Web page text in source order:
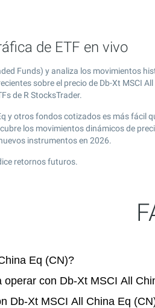
de ETF en vivo
Funds) y analiza los movimientos
sobre el precio de Db-Xt MSCI
de R StocksTrader.
y otros fondos cotizados es más fácil
los movimientos dinámicos de
instrumentos en 2026.
retornos futuros.
Eq (CN)?
con Db-Xt MSCI All
Db-Xt MSCI All China Eq